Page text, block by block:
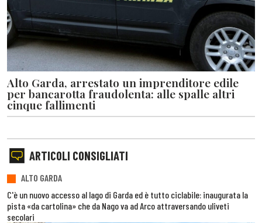
Alto Garda, arrestato un imprenditore edile
per bancarotta fraudolenta: alle spalle altri
cinque fallimenti
ARTICOLI CONSIGLIATI
ALTO GARDA
C'è un nuovo accesso al lago di Garda ed è tutto ciclabile: inaugurata la
pista «da cartolina» che da Nago va ad Arco attraversando uliveti
secolari